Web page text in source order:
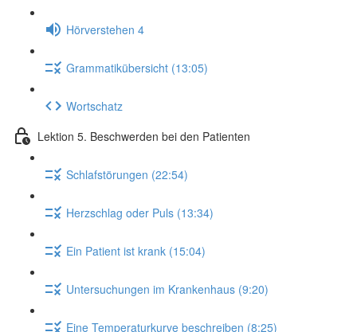
Hörverstehen 4
Grammatikübersicht (13:05)
Wortschatz
Lektion 5. Beschwerden bei den Patienten
Schlafstörungen (22:54)
Herzschlag oder Puls (13:34)
Ein Patient ist krank (15:04)
Untersuchungen im Krankenhaus (9:20)
Eine Temperaturkurve beschreiben (8:25)